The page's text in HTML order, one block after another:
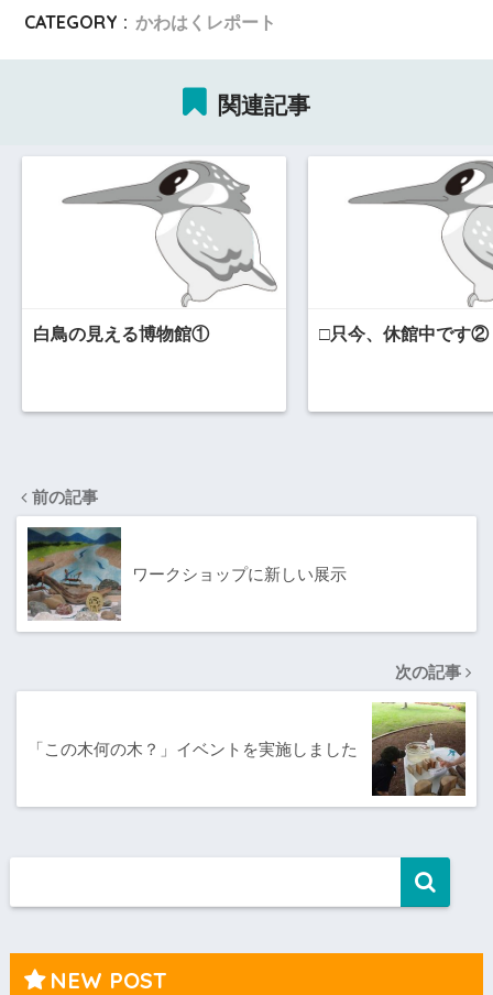
CATEGORY : かわはくレポート
関連記事
白鳥の見える博物館① □只今、休館中です②
前の記事
ワークショップに新しい展示
次の記事
「この木何の木？」イベントを実施しました
NEW POST